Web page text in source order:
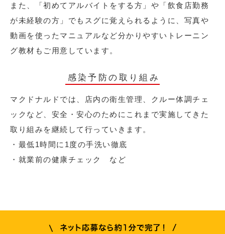
また、「初めてアルバイトをする方」や「飲食店勤務
が未経験の方」でもスグに覚えられるように、写真や
動画を使ったマニュアルなど分かりやすいトレーニン
グ教材もご用意しています。
感染予防の取り組み
マクドナルドでは、店内の衛生管理、クルー体調チェ
ックなど、安全・安心のためにこれまで実施してきた
取り組みを継続して行っていきます。
・最低1時間に1度の手洗い徹底
・就業前の健康チェック など